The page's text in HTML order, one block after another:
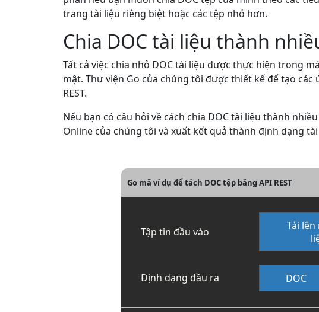
trang tài liệu riêng biệt hoặc các tệp nhỏ hơn.
Chia DOC tài liệu thành
Tất cả việc chia nhỏ DOC tài liệu được thực hiện trong
mật. Thư viện Go của chúng tôi được thiết kế để tạo
REST.
Nếu bạn có câu hỏi về cách chia DOC tài liệu thành
Online của chúng tôi và xuất kết quả thành định dạng
Go mã ví dụ để tách DOC tệp bằng API REST
Tập tin đầu vào
Tải
Định dạng đầu ra